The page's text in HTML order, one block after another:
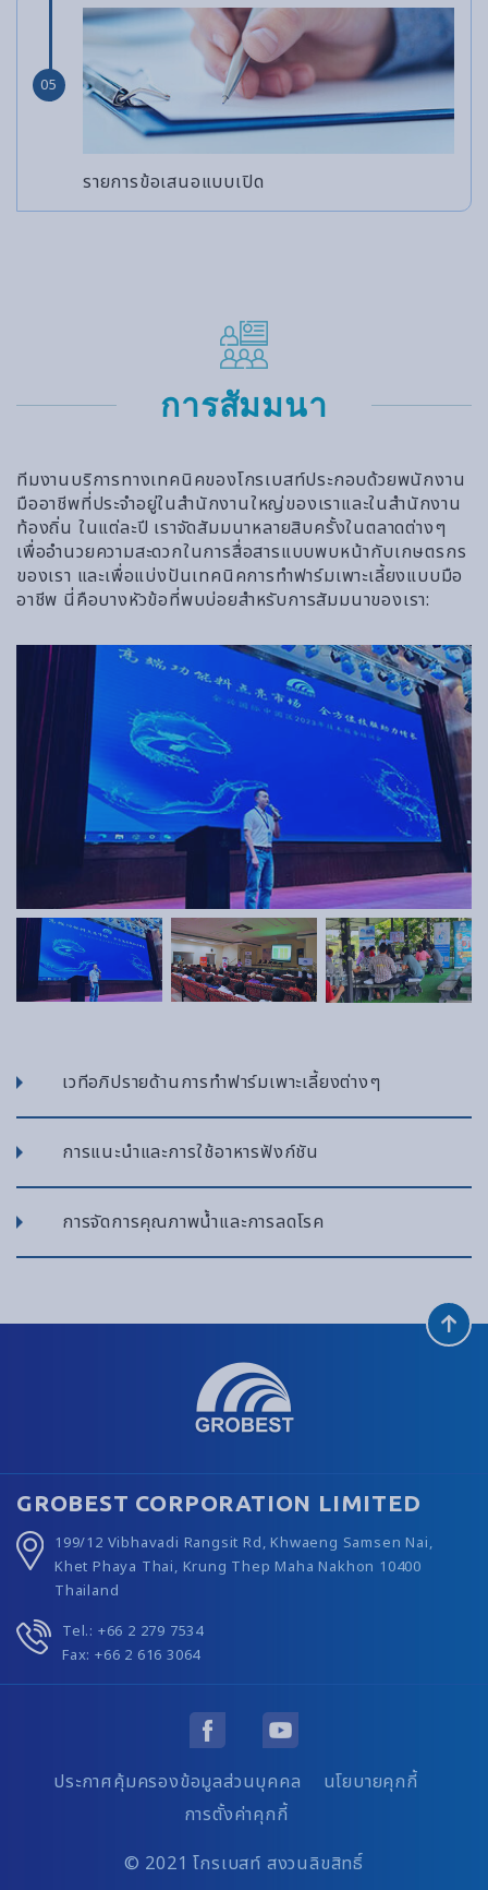
05
รายการข้อเสนอแบบเปิด
การสัมมนา
ทีมงานบริการทางเทคนิคของโกรเบสท์ประกอบด้วยพนักงาน
มืออาชีพที่ประจำอยู่ในสำนักงานใหญ่ของเราและในสำนักงาน
ท้องถิ่น ในแต่ละปี เราจัดสัมมนาหลายสิบครั้งในตลาดต่างๆ
เพื่ออำนวยความสะดวกในการสื่อสารแบบพบหน้ากับเกษตรกร
ของเรา และเพื่อแบ่งปันเทคนิคการทำฟาร์มเพาะเลี้ยงแบบมือ
อาชีพ นี่คือบางหัวข้อที่พบบ่อยสำหรับการสัมมนาของเรา:
เวทีอภิปรายด้านการทำฟาร์มเพาะเลี้ยงต่างๆ
การแนะนำและการใช้อาหารฟังก์ชัน
การจัดการคุณภาพน้ำและการลดโรค
GROBEST CORPORATION LIMITED
199/12 Vibhavadi Rangsit Rd, Khwaeng Samsen Nai,
Khet Phaya Thai, Krung Thep Maha Nakhon 10400
Thailand
Tel.: +66 2 279 7534
Fax: +66 2 616 3064
ประกาศคุ้มครองข้อมูลส่วนบุคคล
นโยบายคุกกี้
การตั้งค่าคุกกี้
© 2021 โกรเบสท์ สงวนลิขสิทธิ์